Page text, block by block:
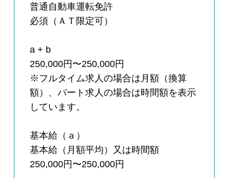
普通自動車運転免許
必須（ＡＴ限定可）
a + b
250,000円〜250,000円
※フルタイム求人の場合は月額（換算
額）、パート求人の場合は時間額を表示
しています。
基本給（ａ）
基本給（月額平均）又は時間額
250,000円〜250,000円